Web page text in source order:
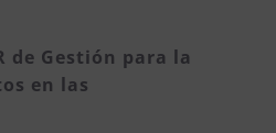
de Gestión para la
en las